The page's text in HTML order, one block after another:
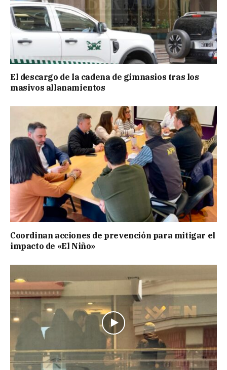
El descargo de la cadena de gimnasios tras los
masivos allanamientos
Coordinan acciones de prevención para mitigar el
impacto de «El Niño»